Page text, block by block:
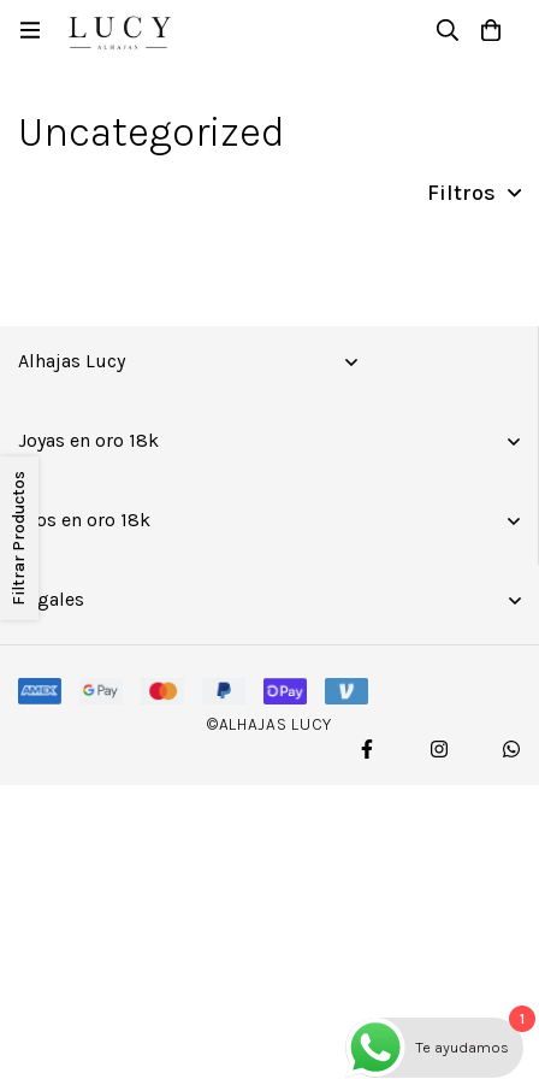
Casa
Filtrar Productos
Uncategorized
Filtros
Alhajas Lucy
Joyas en oro 18k
Aros en oro 18k
Legales
©ALHAJAS LUCY
1
Te ayudamos